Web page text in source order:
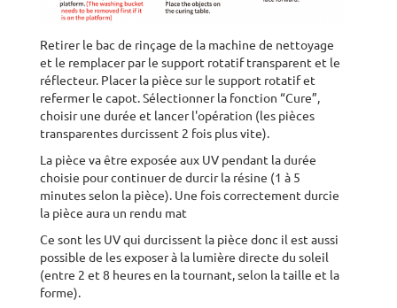
Retirer le bac de rinçage de la machine de nettoyage
et le remplacer par le support rotatif transparent et le
réflecteur. Placer la pièce sur le support rotatif et
refermer le capot. Sélectionner la fonction “Cure”,
choisir une durée et lancer l'opération (les pièces
transparentes durcissent 2 fois plus vite).
La pièce va être exposée aux UV pendant la durée
choisie pour continuer de durcir la résine (1 à 5
minutes selon la pièce). Une fois correctement durcie
la pièce aura un rendu mat
Ce sont les UV qui durcissent la pièce donc il est aussi
possible de les exposer à la lumière directe du soleil
(entre 2 et 8 heures en la tournant, selon la taille et la
forme).